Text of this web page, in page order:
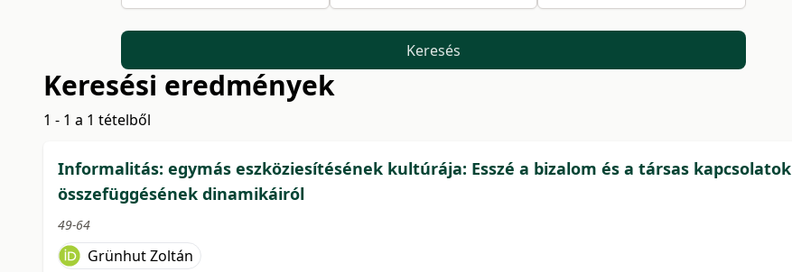
Keresés
Keresési eredmények
1 - 1 a 1 tételből
Informalitás: egymás eszköziesítésének kultúrája: Esszé a bizalom és a társas kapcsolatok
összefüggésének dinamikáiról
49-64
Grünhut Zoltán